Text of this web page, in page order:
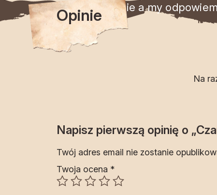
Zadaj pytanie a my
Opinie
Na
Napisz pierwszą opinię o
Twój adres email nie zostanie
Twoja ocena *